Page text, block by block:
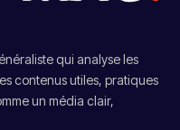
qui analyse les
contenus utiles, pratiques
un média clair,